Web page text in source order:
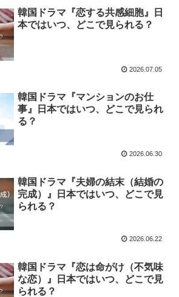
韓国ドラマ『恋する共感細胞』日
本ではいつ、どこで見られる？
2026.07.05
韓国ドラマ『マンションのお仕
事』日本ではいつ、どこで見られ
る？
2026.06.30
韓国ドラマ『夫婦の結末（結婚の
完成）』日本ではいつ、どこで見
られる？
2026.06.22
韓国ドラマ『恋は命がけ（不気味
な恋）』日本ではいつ、どこで見
られる？